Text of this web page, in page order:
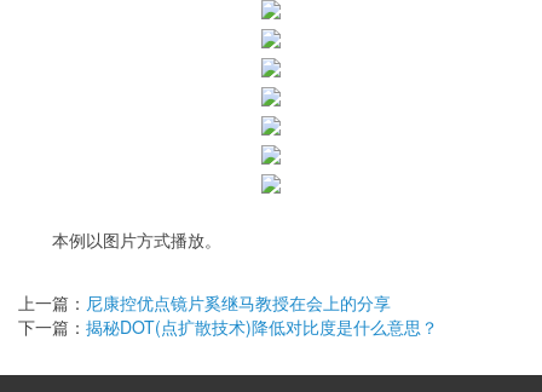
本例以图片方式播放。
上一篇： 尼康控优点镜片奚继马教授在会上的分享
下一篇： 揭秘DOT(点扩散技术)降低对比度是什么意思？